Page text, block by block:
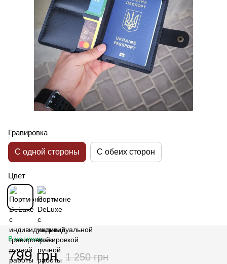
Гравировка
С одной стороны С обеих сторон
Цвет
В наличии
799 грн 1 250 грн